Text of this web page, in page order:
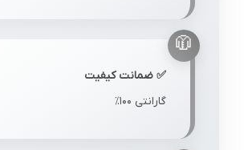
✅ ضمانت کیفیت
گارانتی ۱۰۰٪